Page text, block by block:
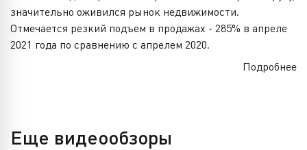
значительно оживился рынок недвижимости.
Отмечается резкий подъем в продажах - 285% в апреле
2021 года по сравнению с апрелем 2020.
Подробнее
Еще видеообзоры